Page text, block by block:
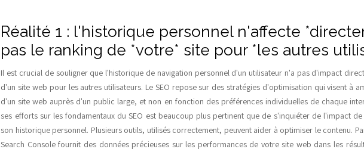
Réalité 1 : l'historique personnel n'affecte
pas le ranking de *votre* site pour *les autres
Il est crucial de souligner que l'historique de navigation personnel d'un utilisateur n'a pas d'impact
d'un site web pour les autres utilisateurs. Le SEO repose sur des stratégies d'optimisation qui visent à
d'un site web auprès d'un public large, et non en fonction des préférences individuelles de chaque
ses efforts sur les fondamentaux du SEO est beaucoup plus pertinent que de s'inquiéter de l'impact
son historique personnel. Plusieurs outils, utilisés correctement, peuvent aider à optimiser le contenu.
Search Console fournit des données précieuses sur les performances de votre site web dans les